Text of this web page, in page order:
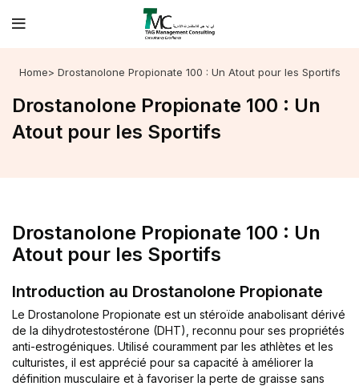
Home> Drostanolone Propionate 100 : Un Atout pour les Sportifs
Drostanolone Propionate 100 : Un
Atout pour les Sportifs
Drostanolone Propionate 100 : Un
Atout pour les Sportifs
Introduction au Drostanolone Propionate
Le Drostanolone Propionate est un stéroïde anabolisant dérivé
de la dihydrotestostérone (DHT), reconnu pour ses propriétés
anti-estrogéniques. Utilisé couramment par les athlètes et les
culturistes, il est apprécié pour sa capacité à améliorer la
définition musculaire et à favoriser la perte de graisse sans